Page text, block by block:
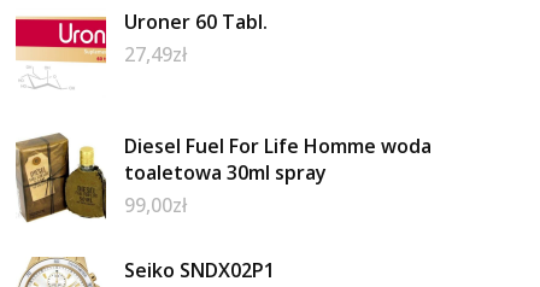
Uroner 60 Tabl.
27,49zł
Diesel Fuel For Life Homme woda
toaletowa 30ml spray
99,00zł
Seiko SNDX02P1